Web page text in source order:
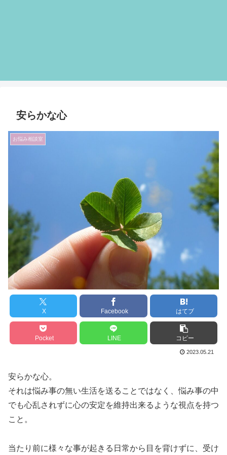
安らかな心
お悩み相談室
X Facebook はてブ
Pocket LINE コピー
2023.05.21
安らかな心。
それは悩み事の無い生活を送ることではなく、悩み事の中
でも心乱されずに心の安定を維持出来るような視点を持つ
こと。
当たり前に様々な事が起きる日常から目を背けずに、受け